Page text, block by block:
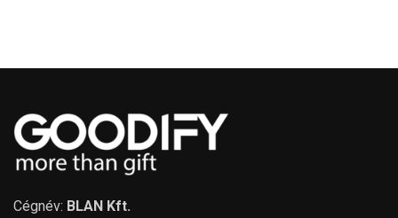
Cégnév: BLAN Kft.